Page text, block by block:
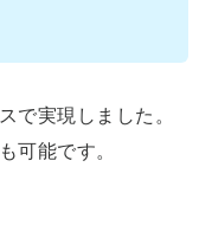
で実現しました。
可能です。